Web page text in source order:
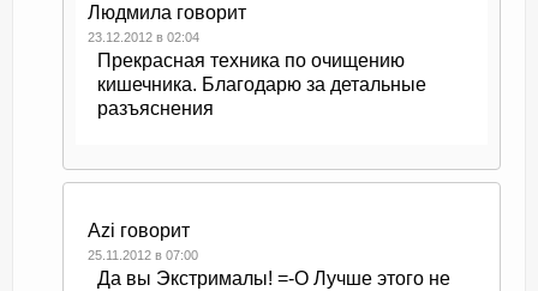
Людмила говорит
23.12.2012 в 02:04
Прекрасная техника по очищению
кишечника. Благодарю за детальные
разъяснения
Azi говорит
25.11.2012 в 07:00
Да вы Экстрималы! =-O Лучше этого не